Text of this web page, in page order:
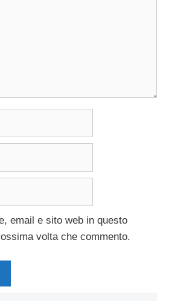
email e sito web in questo
volta che commento.